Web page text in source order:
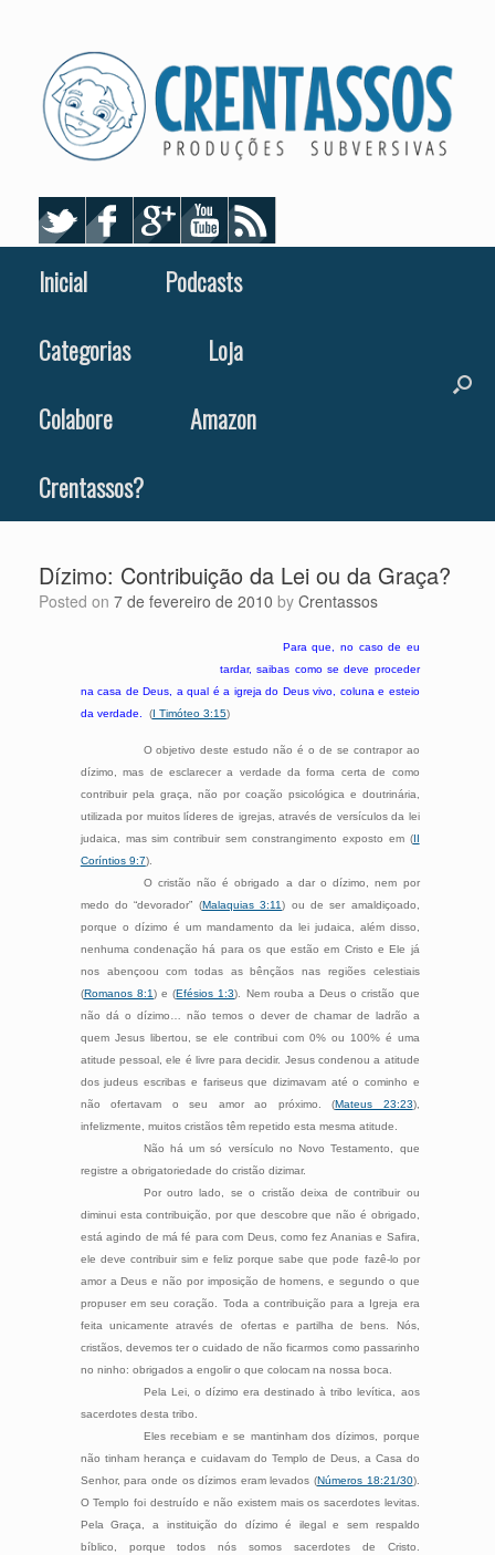
Inicial
Podcasts
Categorias
Loja
Colabore
Amazon
Crentassos?
Dízimo: Contribuição da Lei ou da Graça?
Posted on 7 de fevereiro de 2010 by Crentassos
Para que, no caso de eu
tardar, saibas como se deve proceder
na casa de Deus, a qual é a igreja do Deus vivo, coluna e esteio
da verdade. (I Timóteo 3:15)
O objetivo deste estudo não é o de se contrapor ao
dízimo, mas de esclarecer a verdade da forma certa de como
contribuir pela graça, não por coação psicológica e doutrinária,
utilizada por muitos líderes de igrejas, através de versículos da lei
judaica, mas sim contribuir sem constrangimento exposto em (II
Coríntios 9:7).
O cristão não é obrigado a dar o dízimo, nem por
medo do “devorador” (Malaquias 3:11) ou de ser amaldiçoado,
porque o dízimo é um mandamento da lei judaica, além disso,
nenhuma condenação há para os que estão em Cristo e Ele já
nos abençoou com todas as bênçãos nas regiões celestiais
(Romanos 8:1) e (Efésios 1:3). Nem rouba a Deus o cristão que
não dá o dízimo… não temos o dever de chamar de ladrão a
quem Jesus libertou, se ele contribui com 0% ou 100% é uma
atitude pessoal, ele é livre para decidir. Jesus condenou a atitude
dos judeus escribas e fariseus que dizimavam até o cominho e
não ofertavam o seu amor ao próximo. (Mateus 23:23),
infelizmente, muitos cristãos têm repetido esta mesma atitude.
Não há um só versículo no Novo Testamento, que
registre a obrigatoriedade do cristão dizimar.
Por outro lado, se o cristão deixa de contribuir ou
diminui esta contribuição, por que descobre que não é obrigado,
está agindo de má fé para com Deus, como fez Ananias e Safira,
ele deve contribuir sim e feliz porque sabe que pode fazê-lo por
amor a Deus e não por imposição de homens, e segundo o que
propuser em seu coração. Toda a contribuição para a Igreja era
feita unicamente através de ofertas e partilha de bens. Nós,
cristãos, devemos ter o cuidado de não ficarmos como passarinho
no ninho: obrigados a engolir o que colocam na nossa boca.
Pela Lei, o dízimo era destinado à tribo levítica, aos
sacerdotes desta tribo.
Eles recebiam e se mantinham dos dízimos, porque
não tinham herança e cuidavam do Templo de Deus, a Casa do
Senhor, para onde os dízimos eram levados (Números 18:21/30).
O Templo foi destruído e não existem mais os sacerdotes levitas.
Pela Graça, a instituição do dízimo é ilegal e sem respaldo
bíblico, porque todos nós somos sacerdotes de Cristo.